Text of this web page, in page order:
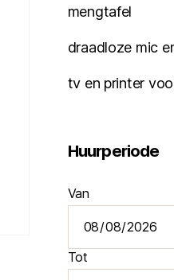
mengtafel
draadloze mic
tv en printer
Huurperiode
Van
Tot